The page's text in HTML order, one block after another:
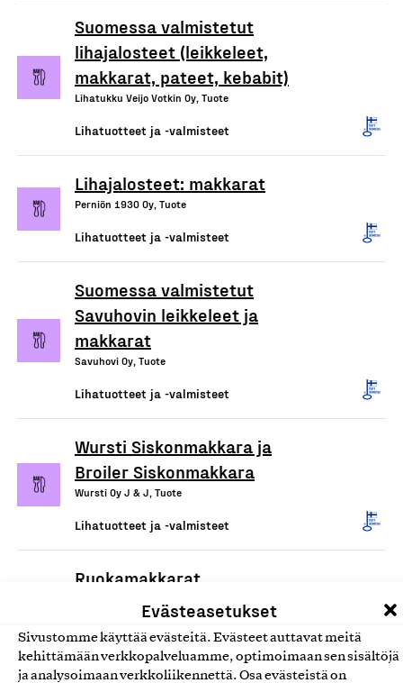
Evästeasetukset
Sivustomme käyttää evästeitä. Evästeet auttavat meitä
kehittämään verkkopalveluamme, optimoimaan sen sisältöjä
ja analysoimaan verkkoliikennettä. Osa evästeistä on
Suomessa valmistetut
lihajalosteet (leikkeleet,
makkarat, pateet, kebabit)
Lihatukku Veijo Votkin Oy, Tuote
Lihatuotteet ja -valmisteet
Lihajalosteet: makkarat
Perniön 1930 Oy, Tuote
Lihatuotteet ja -valmisteet
Suomessa valmistetut
Savuhovin leikkeleet ja
makkarat
Savuhovi Oy, Tuote
Lihatuotteet ja -valmisteet
Wursti Siskonmakkara ja
Broiler Siskonmakkara
Wursti Oy J & J, Tuote
Lihatuotteet ja -valmisteet
Ruokamakkarat
Lihatuotteet ja -valmisteet